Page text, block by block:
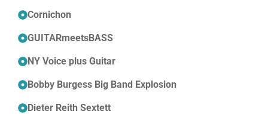
Cornichon
GUITARmeetsBASS
NY Voice plus Guitar
Bobby Burgess Big Band Explosion
Dieter Reith Sextett